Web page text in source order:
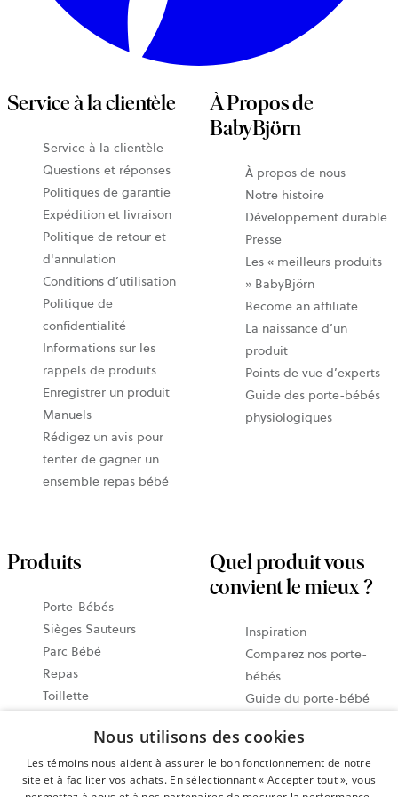
Service à la clientèle
Service à la clientèle
Questions et réponses
Politiques de garantie
Expédition et livraison
Politique de retour et
d'annulation
Conditions d’utilisation
Politique de
confidentialité
Informations sur les
rappels de produits
Enregistrer un produit
Manuels
Rédigez un avis pour
tenter de gagner un
ensemble repas bébé
À Propos de
BabyBjörn
À propos de nous
Notre histoire
Développement durable
Presse
Les « meilleurs produits
» BabyBjörn
Become an affiliate
La naissance d’un
produit
Points de vue d’experts
Guide des porte-bébés
physiologiques
Produits
Porte-Bébés
Sièges Sauteurs
Parc Bébé
Repas
Toillette
Économisez avec des
ensembles
Tous les produits
Quel produit vous
convient le mieux ?
Inspiration
Comparez nos porte-
bébés
Guide du porte-bébé
sauteurs
Guide vidéo
Partagez vos moments
Nous utilisons des cookies
Les témoins nous aident à assurer le bon fonctionnement de notre
site et à faciliter vos achats. En sélectionnant « Accepter tout », vous